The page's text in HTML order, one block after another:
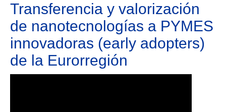
Transferencia y valorización
de nanotecnologías a PYMES
innovadoras (early adopters)
de la Eurorregión